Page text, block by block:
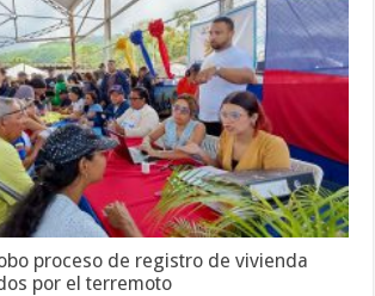
proceso de registro de vivienda
por el terremoto